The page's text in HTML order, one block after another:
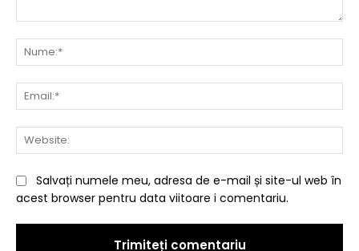
Salvați numele meu, adresa de e-mail și site-ul web în
acest browser pentru data viitoare i comentariu.